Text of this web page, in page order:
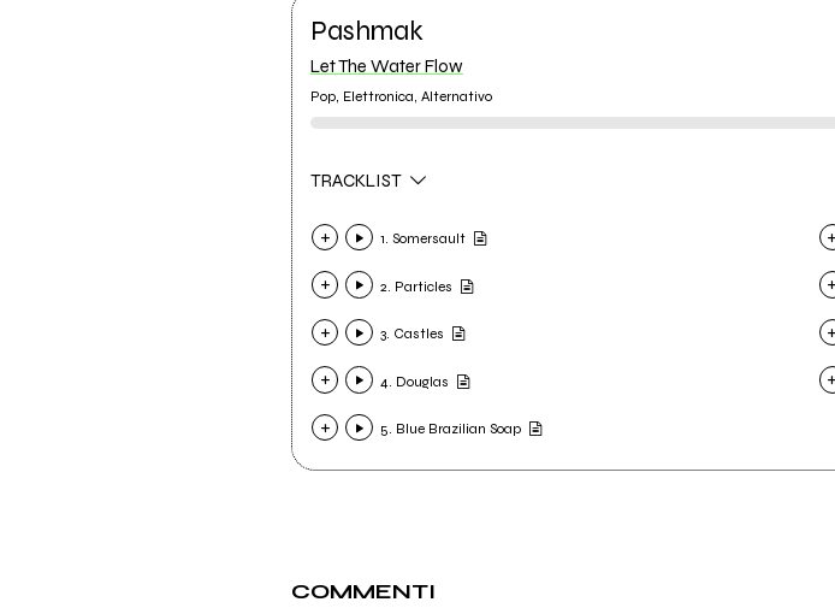
Pashmak
Let The Water Flow
Pop, Elettronica, Alternativo
TRACKLIST
1. Somersault
2. Particles
3. Castles
4. Douglas
5. Blue Brazilian Soap
COMMENTI